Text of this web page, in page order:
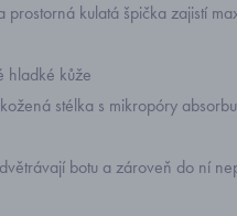
prostorná kulatá špička zajistí
hladké kůže
stélka s mikropóry
botu a zároveň do ní